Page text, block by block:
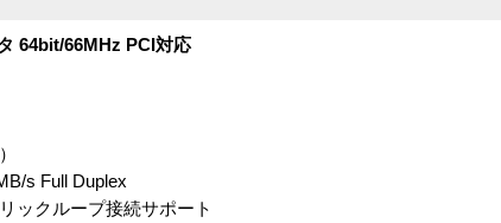
64bit/66MHz PCI対応
s Full Duplex
ックループ接続サポート